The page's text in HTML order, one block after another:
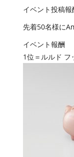
イベント投稿報
先着50名様に
イベント報酬
1位＝ルルド フ